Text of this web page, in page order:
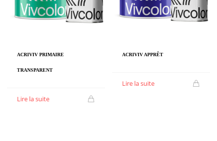
ACRIVIV PRIMAIRE
TRANSPARENT
Lire la suite
ACRIVIV APPRÊT
Lire la suite